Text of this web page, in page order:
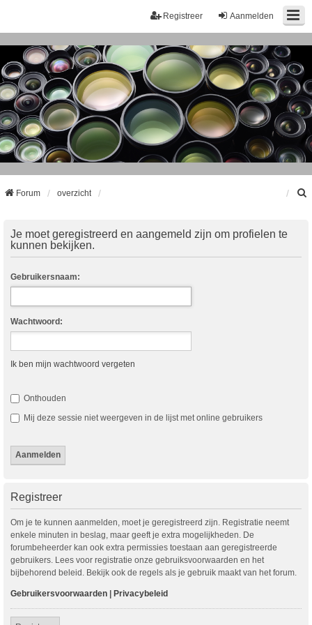
Aanmelden
Registreer
Forum overzicht
Je moet geregistreerd en aangemeld zijn om profielen te
kunnen bekijken.
Gebruikersnaam:
Wachtwoord:
Ik ben mijn wachtwoord vergeten
Onthouden
Mij deze sessie niet weergeven in de lijst met online gebruikers
Registreer
Om je te kunnen aanmelden, moet je geregistreerd zijn. Registratie neemt
enkele minuten in beslag, maar geeft je extra mogelijkheden. De
forumbeheerder kan ook extra permissies toestaan aan geregistreerde
gebruikers. Lees voor registratie onze gebruiksvoorwaarden en het
bijbehorend beleid. Bekijk ook de regels als je gebruik maakt van het forum.
Gebruikersvoorwaarden | Privacybeleid